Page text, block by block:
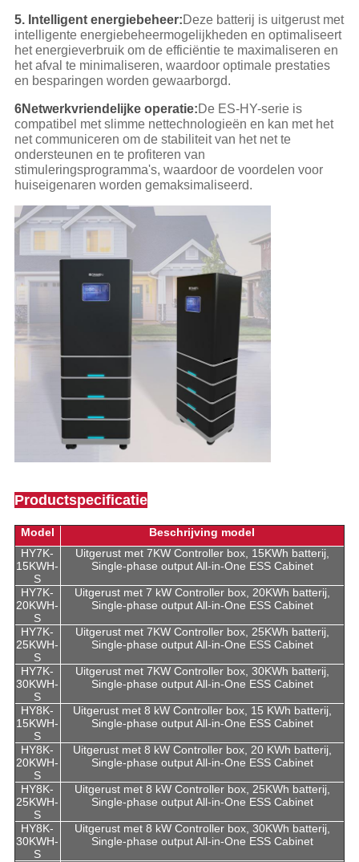
5. Intelligent energiebeheer:Deze batterij is uitgerust met
intelligente energiebeheermogelijkheden en optimaliseert
het energieverbruik om de efficiëntie te maximaliseren en
het afval te minimaliseren, waardoor optimale prestaties
en besparingen worden gewaarborgd.
6Netwerkvriendelijke operatie:De ES-HY-serie is
compatibel met slimme nettechnologieën en kan met het
net communiceren om de stabiliteit van het net te
ondersteunen en te profiteren van
stimuleringsprogramma's, waardoor de voordelen voor
huiseigenaren worden gemaksimaliseerd.
Productspecificatie
Model
Beschrijving model
HY7K-
15KWH-
S
Uitgerust met 7KW Controller box, 15KWh batterij,
Single-phase output All-in-One ESS Cabinet
HY7K-
20KWH-
S
Uitgerust met 7 kW Controller box, 20KWh batterij,
Single-phase output All-in-One ESS Cabinet
HY7K-
25KWH-
S
Uitgerust met 7KW Controller box, 25KWh batterij,
Single-phase output All-in-One ESS Cabinet
HY7K-
30KWH-
S
Uitgerust met 7KW Controller box, 30KWh batterij,
Single-phase output All-in-One ESS Cabinet
HY8K-
15KWH-
S
Uitgerust met 8 kW Controller box, 15 KWh batterij,
Single-phase output All-in-One ESS Cabinet
HY8K-
20KWH-
S
Uitgerust met 8 kW Controller box, 20 KWh batterij,
Single-phase output All-in-One ESS Cabinet
HY8K-
25KWH-
S
Uitgerust met 8 kW Controller box, 25KWh batterij,
Single-phase output All-in-One ESS Cabinet
HY8K-
30KWH-
S
Uitgerust met 8 kW Controller box, 30KWh batterij,
Single-phase output All-in-One ESS Cabinet